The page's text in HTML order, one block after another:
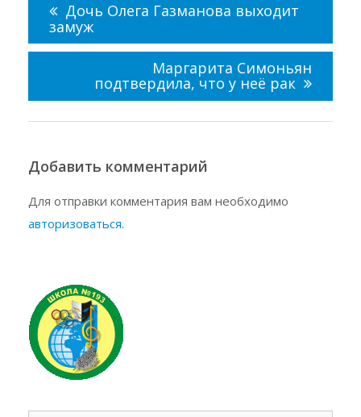
записям
Дочь Олега Газманова выходит
замуж
Маргарита Симоньян
подтвердила, что у неё рак
Добавить комментарий
Для отправки комментария вам необходимо
авторизоваться.